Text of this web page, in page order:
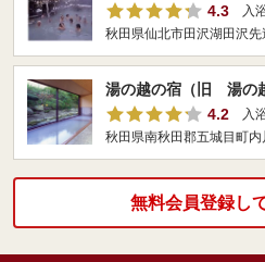
4.3
入
秋田県仙北市田沢湖田沢
湯の越の宿（旧 湯の
4.2
入
秋田県南秋田郡五城目町
無料会員登録し